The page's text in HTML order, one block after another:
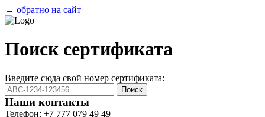
← обратно на сайт
Поиск сертификата
Введите сюда свой номер сертификата:
Поиск
Наши контакты
Телефон: +7 777 079 49 49